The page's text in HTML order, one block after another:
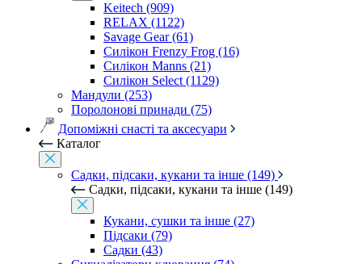
Keitech (909)
RELAX (1122)
Savage Gear (61)
Силікон Frenzy Frog (16)
Силікон Manns (21)
Силікон Select (1129)
Мандули (253)
Поролонові принади (75)
Допоміжні снасті та аксесуари
Каталог
Садки, підсаки, кукани та інше (149)
Садки, підсаки, кукани та інше (149)
Кукани, сушки та інше (27)
Підсаки (79)
Садки (43)